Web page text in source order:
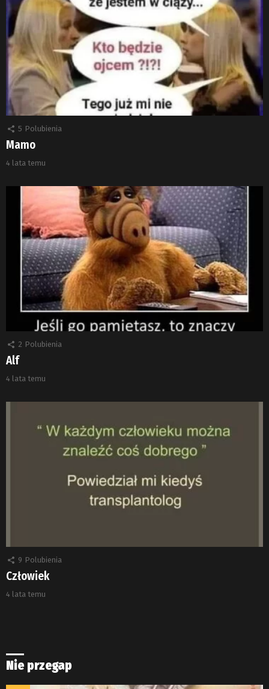
5 Polubienia
Mamo
4 lata temu
2 Polubienia
Alf
4 lata temu
9 Polubienia
Człowiek
4 lata temu
Nie przegap